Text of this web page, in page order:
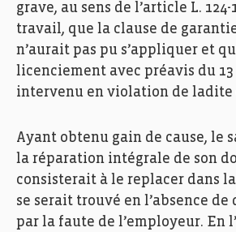
grave, au sens de l’article L. 124-
travail, que la clause de
n’aurait pas pu s’appliquer et
licenciement avec préavis du 13
intervenu en violation de ladite
Ayant obtenu gain de cause, le
la réparation intégrale de son
consisterait à le replacer dans
se serait trouvé en l’absence de
par la faute de l’employeur. En